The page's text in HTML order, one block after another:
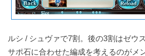
ルシ / シュヴァで7割。後の3割はゼウ
サポ石に合わせた編成を考えるのがメ